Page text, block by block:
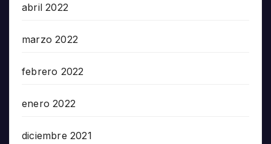
abril 2022
marzo 2022
febrero 2022
enero 2022
diciembre 2021